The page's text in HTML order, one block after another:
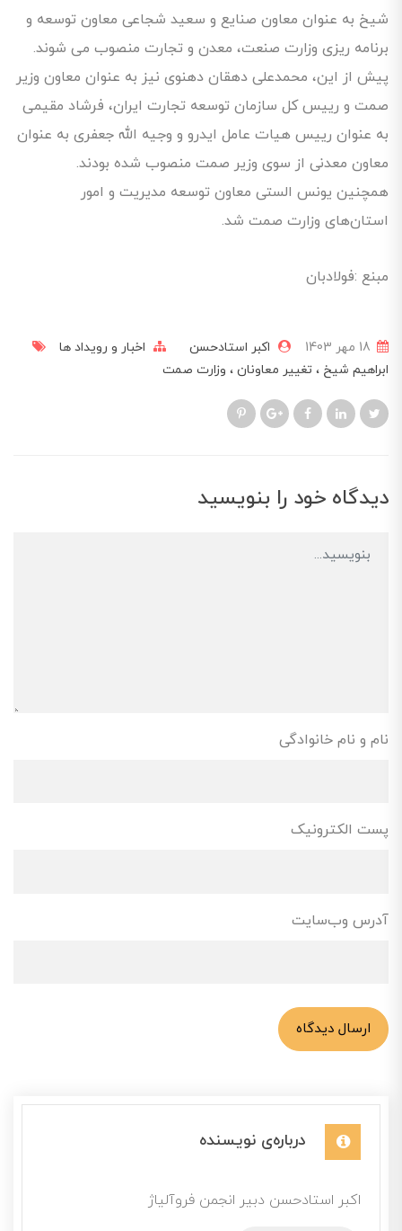
شیخ به عنوان معاون صنایع و سعید شجاعی معاون توسعه و
برنامه ریزی وزارت صنعت، معدن و تجارت منصوب می شوند.
پیش از این، محمدعلی دهقان دهنوی نیز به عنوان معاون وزیر
صمت و رییس کل سازمان توسعه تجارت ایران، فرشاد مقیمی
به عنوان رییس هیات عامل ایدرو و وجیه الله جعفری به عنوان
معاون معدنی از سوی وزیر صمت منصوب شده بودند.
همچنین یونس الستی معاون توسعه مدیریت و امور
استان‌های وزارت صمت شد.
مبنع :فولادبان
18 مهر 1403 اکبر استادحسن
اخبار و رویداد ها
ابراهیم شیخ تغییر معاونان وزارت صمت
دیدگاه خود را بنویسید
نام و نام خانوادگی
پست الکترونیک
آدرس وب‌سایت
ارسال دیدگاه
درباره‌ی نویسنده
اکبر استادحسن دبیر انجمن فروآلیاژ